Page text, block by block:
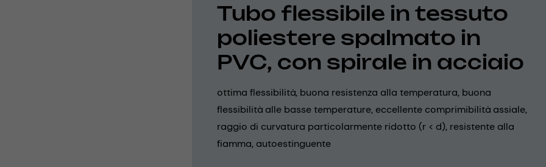
Tubo flessibile in tessuto
poliestere spalmato in
PVC, con spirale in acciaio
ottima flessibilità, buona resistenza alla temperatura, buona
flessibilità alle basse temperature, eccellente comprimibilità assiale,
raggio di curvatura particolarmente ridotto (r < d), resistente alla
fiamma, autoestinguente